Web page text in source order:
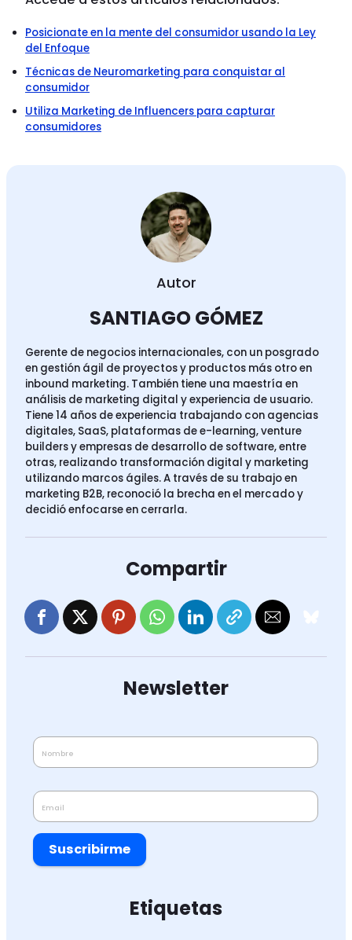
Posicionate en la mente del consumidor usando la Ley
del Enfoque
Técnicas de Neuromarketing para conquistar al
consumidor
Utiliza Marketing de Influencers para capturar
consumidores
Autor
SANTIAGO GÓMEZ
Gerente de negocios internacionales, con un posgrado
en gestión ágil de proyectos y productos más otro en
inbound marketing. También tiene una maestría en
análisis de marketing digital y experiencia de usuario.
Tiene 14 años de experiencia trabajando con agencias
digitales, SaaS, plataformas de e-learning, venture
builders y empresas de desarrollo de software, entre
otras, realizando transformación digital y marketing
utilizando marcos ágiles. A través de su trabajo en
marketing B2B, reconoció la brecha en el mercado y
decidió enfocarse en cerrarla.
Compartir
Newsletter
Suscribirme
Etiquetas